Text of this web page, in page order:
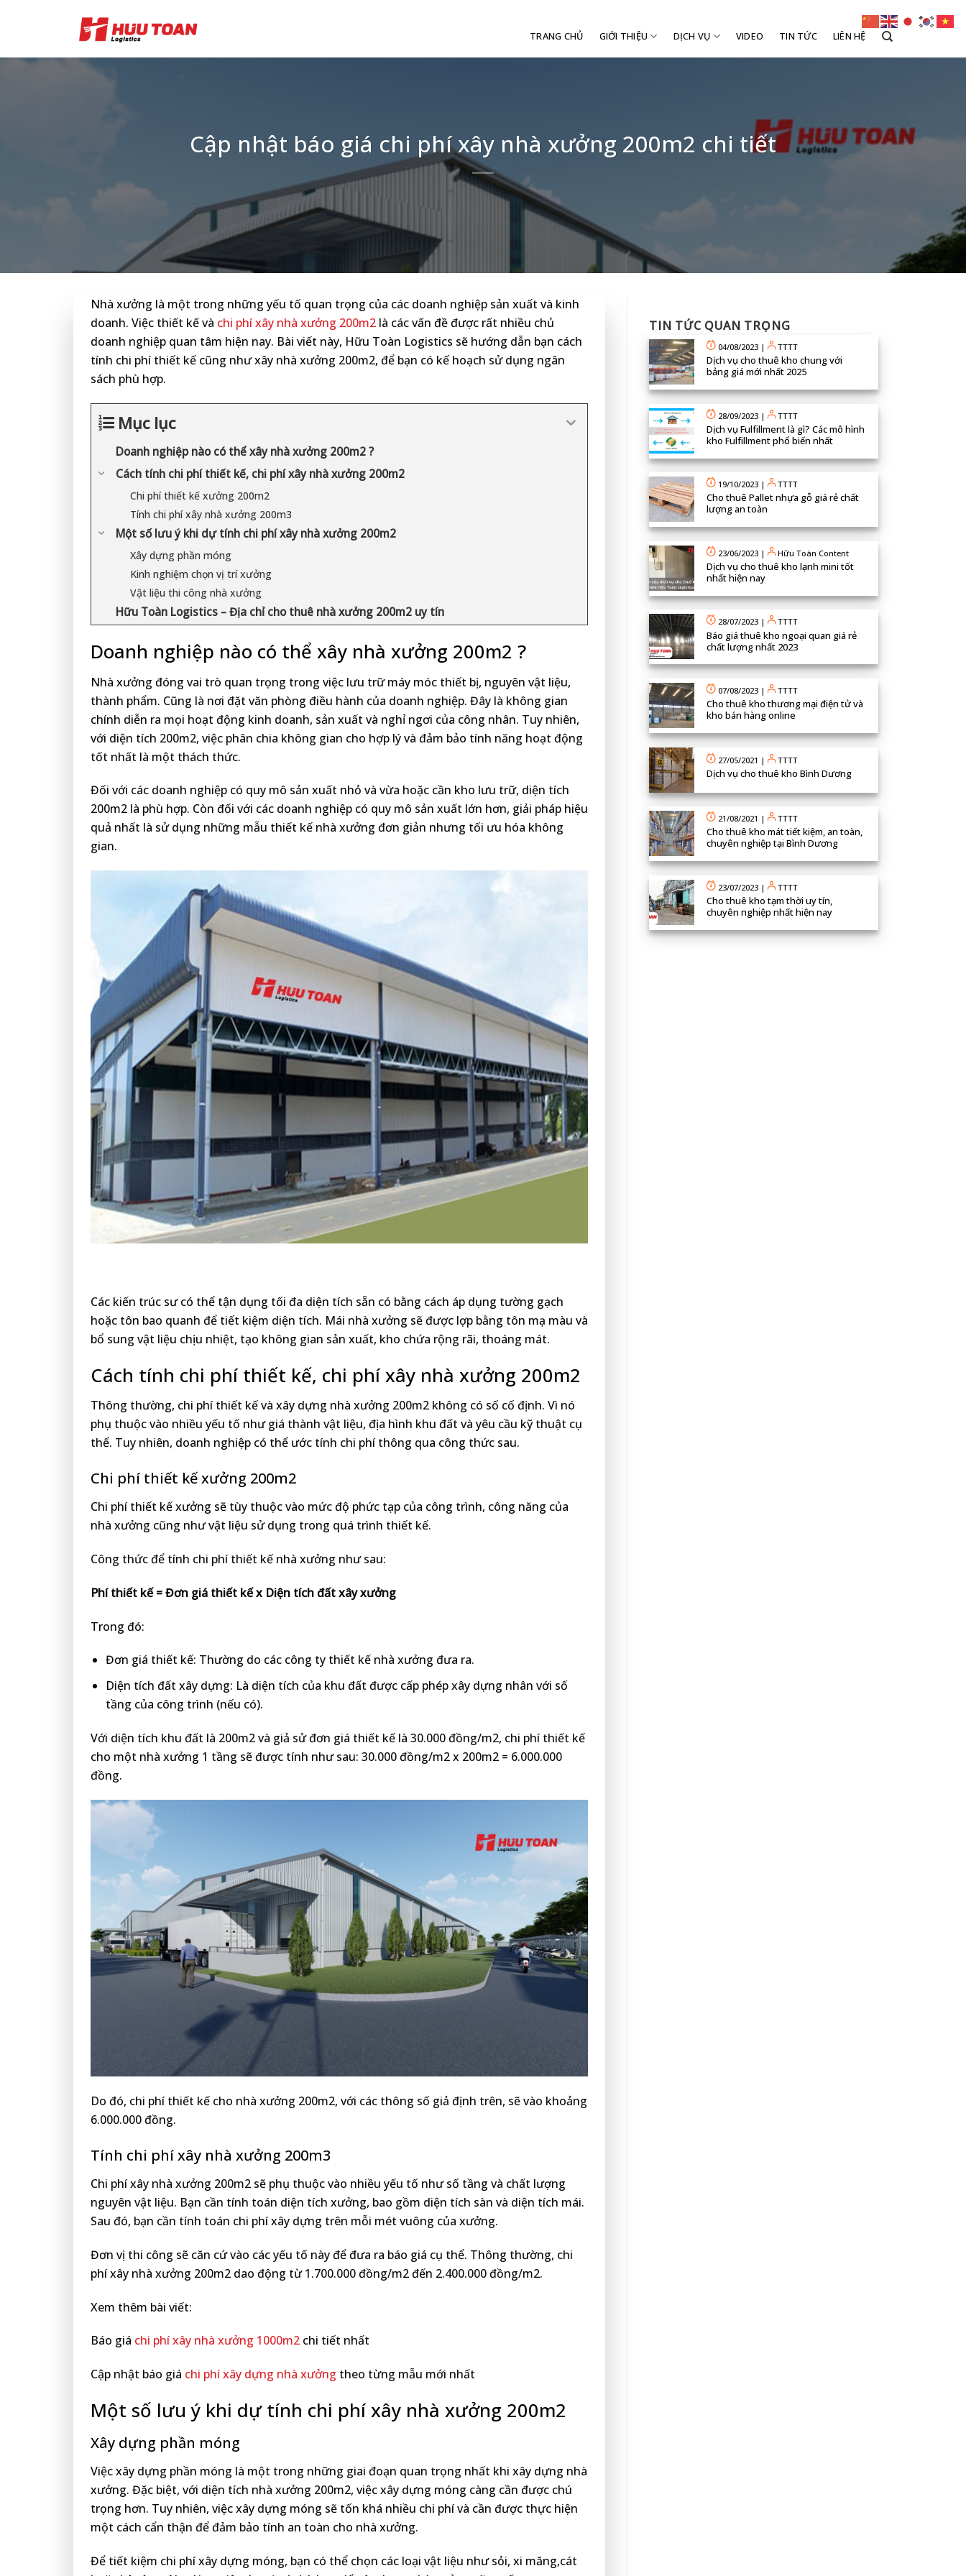
TRANG CHỦ GIỚI THIỆU DỊCH VỤ VIDEO TIN TỨC LIÊN HỆ
Cập nhật báo giá chi phí xây nhà xưởng 200m2 chi tiết
Nhà xưởng là một trong những yếu tố quan trọng của các doanh nghiệp sản xuất và kinh
doanh. Việc thiết kế và chi phí xây nhà xưởng 200m2 là các vấn đề được rất nhiều chủ
doanh nghiệp quan tâm hiện nay. Bài viết này, Hữu Toàn Logistics sẽ hướng dẫn bạn cách
tính chi phí thiết kế cũng như xây nhà xưởng 200m2, để bạn có kế hoạch sử dụng ngân
sách phù hợp.
Mục lục
Doanh nghiệp nào có thể xây nhà xưởng 200m2 ?
Cách tính chi phí thiết kế, chi phí xây nhà xưởng 200m2
Chi phí thiết kế xưởng 200m2
Tính chi phí xây nhà xưởng 200m3
Một số lưu ý khi dự tính chi phí xây nhà xưởng 200m2
Xây dựng phần móng
Kinh nghiệm chọn vị trí xưởng
Vật liệu thi công nhà xưởng
Hữu Toàn Logistics – Địa chỉ cho thuê nhà xưởng 200m2 uy tín
Doanh nghiệp nào có thể xây nhà xưởng 200m2 ?
Nhà xưởng đóng vai trò quan trọng trong việc lưu trữ máy móc thiết bị, nguyên vật liệu,
thành phẩm. Cũng là nơi đặt văn phòng điều hành của doanh nghiệp. Đây là không gian
chính diễn ra mọi hoạt động kinh doanh, sản xuất và nghỉ ngơi của công nhân. Tuy nhiên,
với diện tích 200m2, việc phân chia không gian cho hợp lý và đảm bảo tính năng hoạt động
tốt nhất là một thách thức.
Đối với các doanh nghiệp có quy mô sản xuất nhỏ và vừa hoặc cần kho lưu trữ, diện tích
200m2 là phù hợp. Còn đối với các doanh nghiệp có quy mô sản xuất lớn hơn, giải pháp hiệu
quả nhất là sử dụng những mẫu thiết kế nhà xưởng đơn giản nhưng tối ưu hóa không
gian.
Các kiến trúc sư có thể tận dụng tối đa diện tích sẵn có bằng cách áp dụng tường gạch
hoặc tôn bao quanh để tiết kiệm diện tích. Mái nhà xưởng sẽ được lợp bằng tôn mạ màu và
bổ sung vật liệu chịu nhiệt, tạo không gian sản xuất, kho chứa rộng rãi, thoáng mát.
Cách tính chi phí thiết kế, chi phí xây nhà xưởng 200m2
Thông thường, chi phí thiết kế và xây dựng nhà xưởng 200m2 không có số cố định. Vì nó
phụ thuộc vào nhiều yếu tố như giá thành vật liệu, địa hình khu đất và yêu cầu kỹ thuật cụ
thể. Tuy nhiên, doanh nghiệp có thể ước tính chi phí thông qua công thức sau.
Chi phí thiết kế xưởng 200m2
Chi phí thiết kế xưởng sẽ tùy thuộc vào mức độ phức tạp của công trình, công năng của
nhà xưởng cũng như vật liệu sử dụng trong quá trình thiết kế.
Công thức để tính chi phí thiết kế nhà xưởng như sau:
Phí thiết kế = Đơn giá thiết kế x Diện tích đất xây xưởng
Trong đó:
Đơn giá thiết kế: Thường do các công ty thiết kế nhà xưởng đưa ra.
Diện tích đất xây dựng: Là diện tích của khu đất được cấp phép xây dựng nhân với số
tầng của công trình (nếu có).
Với diện tích khu đất là 200m2 và giả sử đơn giá thiết kế là 30.000 đồng/m2, chi phí thiết kế
cho một nhà xưởng 1 tầng sẽ được tính như sau: 30.000 đồng/m2 x 200m2 = 6.000.000
đồng.
Do đó, chi phí thiết kế cho nhà xưởng 200m2, với các thông số giả định trên, sẽ vào khoảng
6.000.000 đồng.
Tính chi phí xây nhà xưởng 200m3
Chi phí xây nhà xưởng 200m2 sẽ phụ thuộc vào nhiều yếu tố như số tầng và chất lượng
nguyên vật liệu. Bạn cần tính toán diện tích xưởng, bao gồm diện tích sàn và diện tích mái.
Sau đó, bạn cần tính toán chi phí xây dựng trên mỗi mét vuông của xưởng.
Đơn vị thi công sẽ căn cứ vào các yếu tố này để đưa ra báo giá cụ thể. Thông thường, chi
phí xây nhà xưởng 200m2 dao động từ 1.700.000 đồng/m2 đến 2.400.000 đồng/m2.
Xem thêm bài viết:
Báo giá chi phí xây nhà xưởng 1000m2 chi tiết nhất
Cập nhật báo giá chi phí xây dựng nhà xưởng theo từng mẫu mới nhất
Một số lưu ý khi dự tính chi phí xây nhà xưởng 200m2
Xây dựng phần móng
Việc xây dựng phần móng là một trong những giai đoạn quan trọng nhất khi xây dựng nhà
xưởng. Đặc biệt, với diện tích nhà xưởng 200m2, việc xây dựng móng càng cần được chú
trọng hơn. Tuy nhiên, việc xây dựng móng sẽ tốn khá nhiều chi phí và cần được thực hiện
một cách cẩn thận để đảm bảo tính an toàn cho nhà xưởng.
Để tiết kiệm chi phí xây dựng móng, bạn có thể chọn các loại vật liệu như sỏi, xi măng,cát
TIN TỨC QUAN TRỌNG
04/08/2023 | TTTT
Dịch vụ cho thuê kho chung với
bảng giá mới nhất 2025
28/09/2023 | TTTT
Dịch vụ Fulfillment là gì? Các mô hình
kho Fulfillment phổ biến nhất
19/10/2023 | TTTT
Cho thuê Pallet nhựa gỗ giá rẻ chất
lượng an toàn
23/06/2023 | Hữu Toàn Content
Dịch vụ cho thuê kho lạnh mini tốt
nhất hiện nay
28/07/2023 | TTTT
Báo giá thuê kho ngoại quan giá rẻ
chất lượng nhất 2023
07/08/2023 | TTTT
Cho thuê kho thương mại điện tử và
kho bán hàng online
27/05/2021 | TTTT
Dịch vụ cho thuê kho Bình Dương
21/08/2021 | TTTT
Cho thuê kho mát tiết kiệm, an toàn,
chuyên nghiệp tại Bình Dương
23/07/2023 | TTTT
Cho thuê kho tạm thời uy tín,
chuyên nghiệp nhất hiện nay